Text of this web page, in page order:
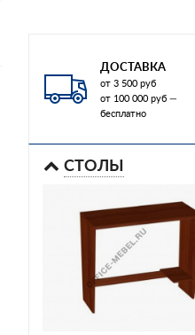
ДОСТАВКА
от 3 500 руб
от 100 000 руб —
бесплатно
СТОЛЫ